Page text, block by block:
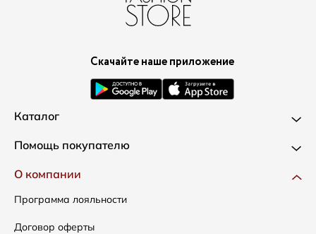
Скачайте наше приложение
Каталог
Новинки
Одежда
Сумки
Аксессуары
Помощь покупателю
Доставка и оплата
Как оформить заказ
Условия возвратов
О компании
Программа лояльности
Договор оферты